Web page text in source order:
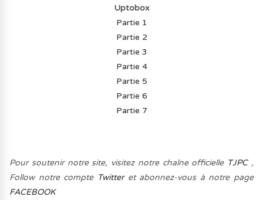
Uptobox
Partie 1
Partie 2
Partie 3
Partie 4
Partie 5
Partie 6
Partie 7
Pour soutenir notre site, visitez notre chaîne officielle TJPC,
Follow notre compte Twitteret abonnez-vous à notre page
FACEBOOK